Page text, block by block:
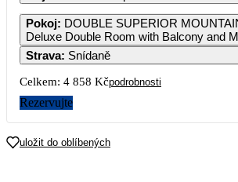
1
3 009
2
3 009
5
12
2 429
19
2 479
20
2 479
Pokoj: DOUBLE SUPERIOR
Deluxe Double Room with Balcony and
Strava: Snídaně
Celkem: 4 858 Kčpodrobnosti
Rezervujte
uložit do oblíbených